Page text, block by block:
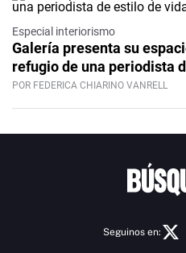
Especial interiorismo
Galería presenta su
refugio de una periodista
POR FEDERICA CHIARINO VANRELL
Seguinos en: